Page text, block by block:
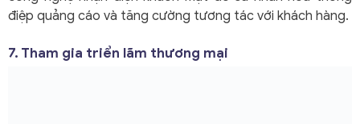
điệp quảng cáo và tăng cường tương tác với khách hàng.
7. Tham gia triển lãm thương mại